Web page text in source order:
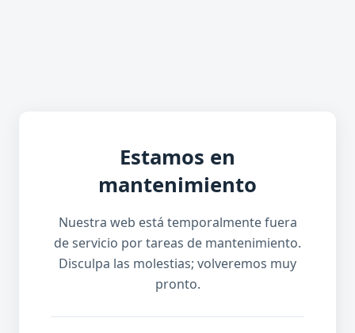
Estamos en
mantenimiento
Nuestra web está temporalmente fuera
de servicio por tareas de mantenimiento.
Disculpa las molestias; volveremos muy
pronto.